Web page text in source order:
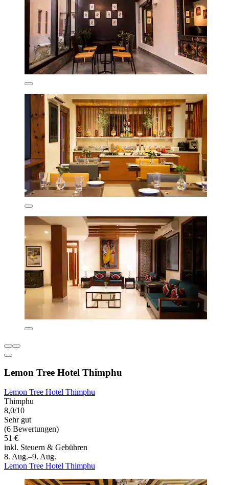
Lemon Tree Hotel Thimphu
Lemon Tree Hotel Thimphu
Thimphu
8,0/10
Sehr gut
(6 Bewertungen)
51 €
inkl. Steuern & Gebühren
8. Aug.–9. Aug.
Lemon Tree Hotel Thimphu